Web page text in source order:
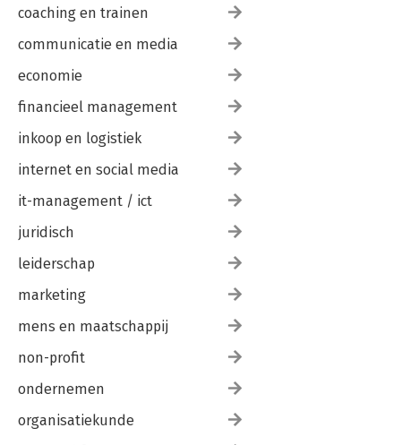
coaching en trainen
communicatie en media
economie
financieel management
inkoop en logistiek
internet en social media
it-management / ict
juridisch
leiderschap
marketing
mens en maatschappij
non-profit
ondernemen
organisatiekunde